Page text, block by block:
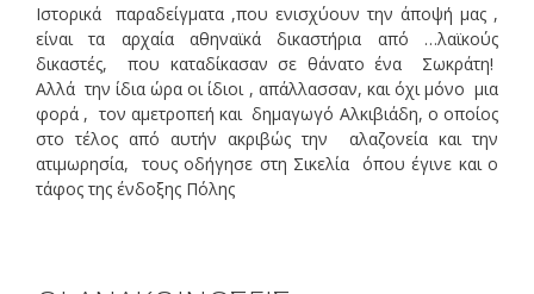
Ιστορικά παραδείγματα ,που ενισχύουν την άποψή μας ,
είναι τα αρχαία αθηναϊκά δικαστήρια από …λαϊκούς
δικαστές, που καταδίκασαν σε θάνατο ένα Σωκράτη!
Αλλά την ίδια ώρα οι ίδιοι , απάλλασσαν, και όχι μόνο μια
φορά , τον αμετροπεή και δημαγωγό Αλκιβιάδη, ο οποίος
στο τέλος από αυτήν ακριβώς την αλαζονεία και την
ατιμωρησία, τους οδήγησε στη Σικελία όπου έγινε και ο
τάφος της ένδοξης Πόλης